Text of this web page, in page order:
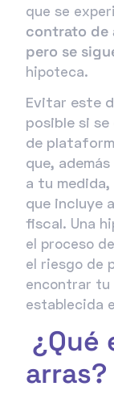
que se
contrato de
pero se
hipoteca.
Evitar este
posible si
de
que,
a tu
que incluye
fiscal. Una
el proceso
el riesgo de
encontrar tu
establecida
¿Qué
arras?